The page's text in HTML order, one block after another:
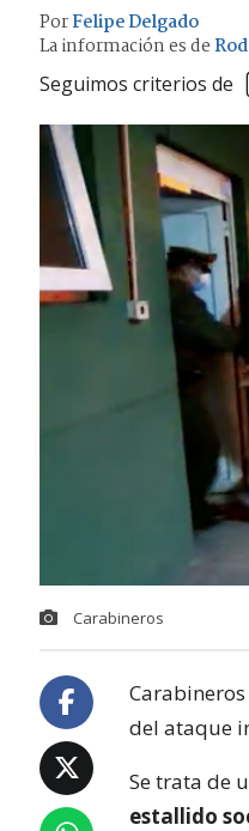
PorFelipe Delgado
La información es de
Seguimos criterios de
Carabineros
del ataque
Se trata de
estallido